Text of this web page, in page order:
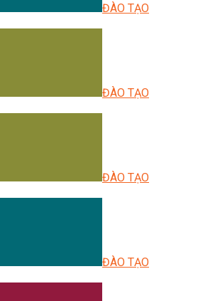
ĐÀO TẠO
ĐÀO TẠO
ĐÀO TẠO
ĐÀO TẠO